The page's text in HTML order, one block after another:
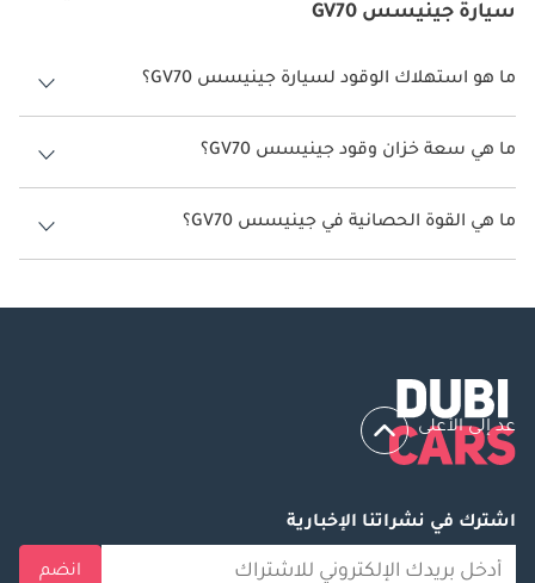
سيارة جينيسس GV70
ما هو استهلاك الوقود لسيارة جينيسس GV70؟
يتراوح استهلاك الوقود لسيارة جينيسس GV70 بين 8 كم/ليتر - 9 كم/ليتر.
ما هي سعة خزان وقود جينيسس GV70؟
سعة خزان وقود جينيسس GV70 66 ليتر.
ما هي القوة الحصانية في جينيسس GV70؟
تنتج جينيسس GV70 قوة 304 حصان - 380 حصان.
عد إلى الأعلى
اشترك في نشراتنا الإخبارية
انضم